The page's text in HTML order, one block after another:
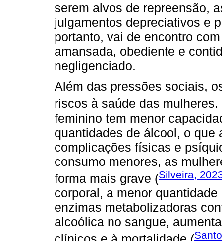
serem alvos de repreensão,
julgamentos depreciativos e
portanto, vai de encontro
amansada, obediente e
negligenciado.
Além das pressões sociais,
riscos à saúde das mulheres.
feminino tem menor
quantidades de álcool, o que
complicações físicas e
consumo menores, as
forma mais grave (Silveira,
corporal, a menor
enzimas metabolizadoras
alcoólica no sangue,